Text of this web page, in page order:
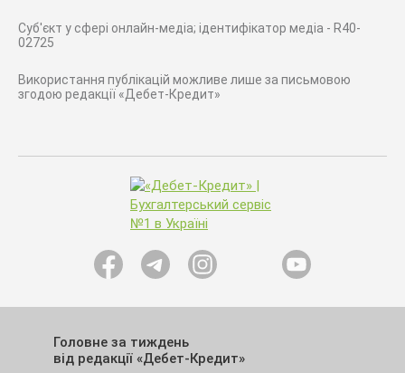
Суб'єкт у сфері онлайн-медіа; ідентифікатор медіа - R40-
02725
Використання публікацій можливе лише за письмовою
згодою редакції «Дебет-Кредит»
Головне за тиждень
від редакції «Дебет-Кредит»